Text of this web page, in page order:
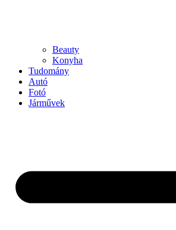
Beauty
Konyha
Tudomány
Autó
Fotó
Járművek